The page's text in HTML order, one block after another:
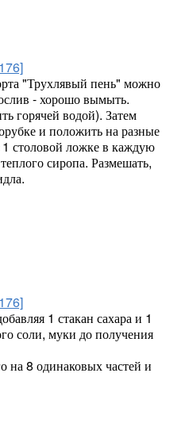
"Трухлявый пень" можно
- хорошо вымыть.
горячей водой). Затем
и положить на разные
столовой ложке в каждую
сиропа. Размешать,
1 стакан сахара и 1
соли, муки до получения
на 8 одинаковых частей и